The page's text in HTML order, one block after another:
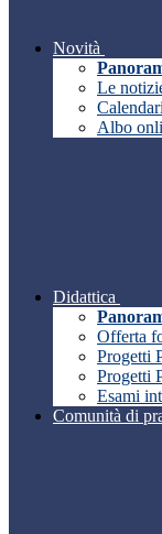
Novità
Le
Albo
Didattica
Offerta
Progetti
Progetti
Esami
Comunità di